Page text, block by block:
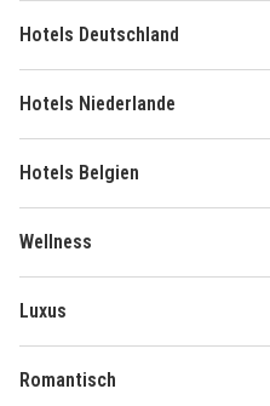
Hotels Deutschland
Hotels Niederlande
Hotels Belgien
Wellness
Luxus
Romantisch